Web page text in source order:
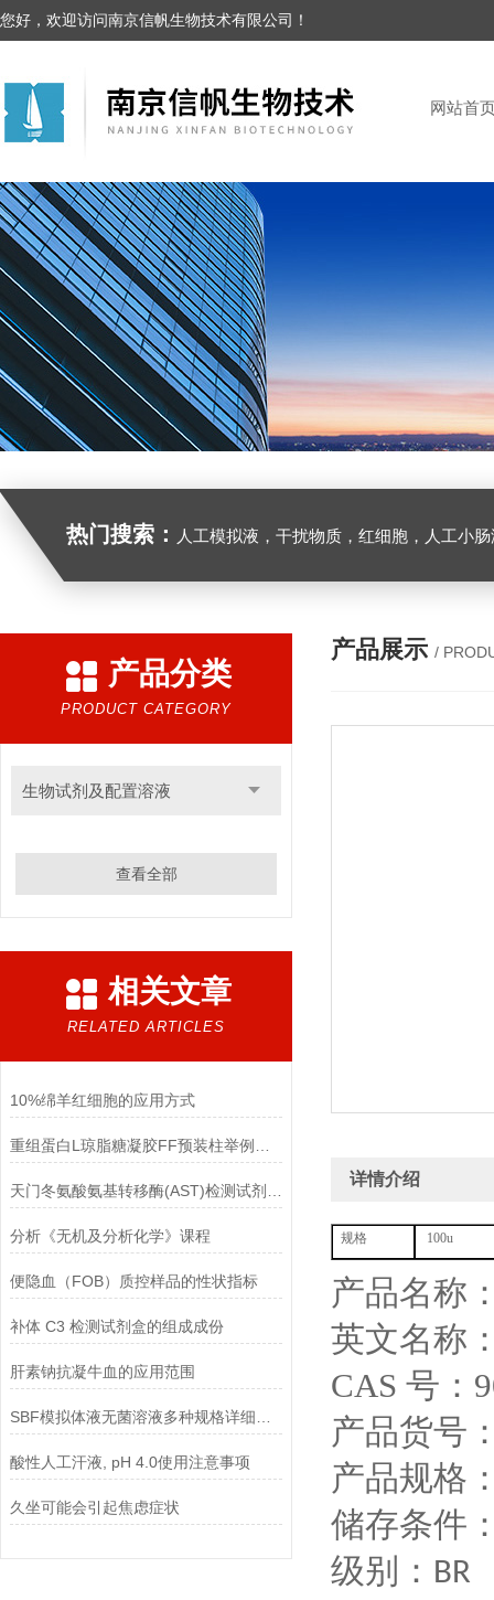
您好，欢迎访问南京信帆生物技术有限公司！
网站首
热门搜索： 人工模拟液，干扰物质，红细胞，人工小
产品分类
PRODUCT CATEGORY
生物试剂及配置溶液
查看全部
相关文章
RELATED ARTICLES
10%绵羊红细胞的应用方式
分析《无机及分析化学》课程
便隐血（FOB）质控样品的性状指标
补体 C3 检测试剂盒的组成成份
肝素钠抗凝牛血的应用范围
酸性人工汗液, pH 4.0使用注意事项
久坐可能会引起焦虑症状
产品展示 /
详情介绍
规格 100u
产品名称
英文名称
CAS 号：
产品货号
产品规格
储存条件
级别： BR